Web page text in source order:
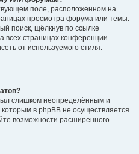
поле, расположенном на
просмотра форума или темы.
поиск, щёлкнув по ссылке
всех страницах конференции.
от используемого стиля.
слишком неопределённым и
в phpBB не осуществляется.
возможности расширенного